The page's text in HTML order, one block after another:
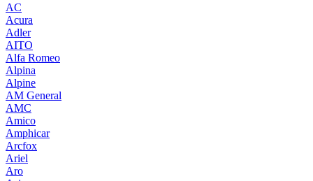
AC
Acura
Adler
AITO
Alfa Romeo
Alpina
Alpine
AM General
AMC
Amico
Amphicar
Arcfox
Ariel
Aro